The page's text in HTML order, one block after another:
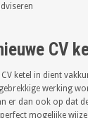
CV
ketel in dient
werking
er dan ook op dat
mogelijke